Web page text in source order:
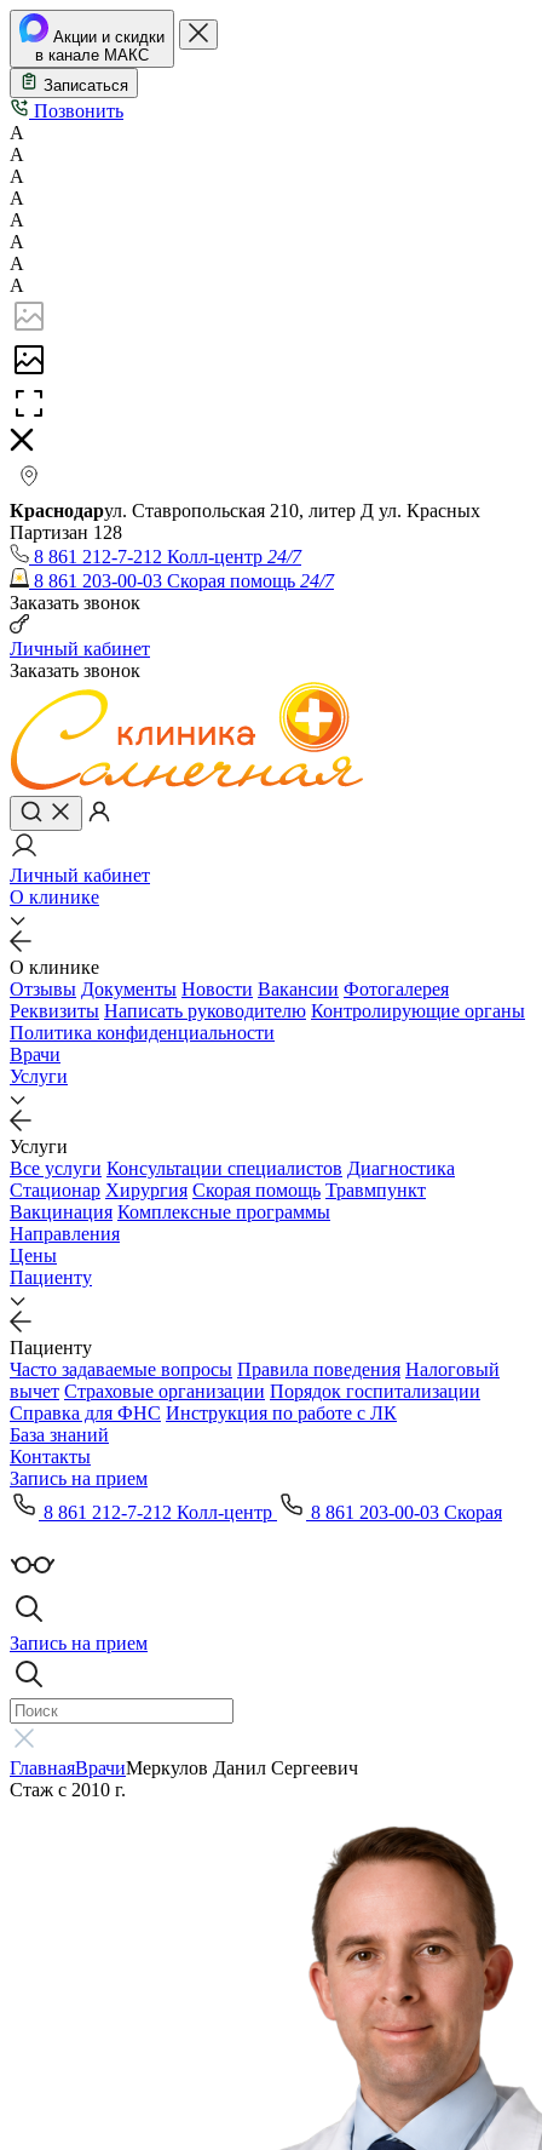
Акции и скидки
в канале МАКС
Записаться
Позвонить
А
А
А
А
А
А
А
А
Краснодарул. Ставропольская 210, литер Д ул. Красных
Партизан 128
8 861 212-7-212 Колл-центр 24/7
8 861 203-00-03 Скорая помощь 24/7
Заказать звонок
Личный кабинет
Заказать звонок
Личный кабинет
О клинике
О клинике
Отзывы Документы Новости Вакансии Фотогалерея
Реквизиты Написать руководителю Контролирующие органы
Политика конфиденциальности
Врачи
Услуги
Услуги
Все услуги Консультации специалистов Диагностика
Стационар Хирургия Скорая помощь Травмпункт
Вакцинация Комплексные программы
Направления
Цены
Пациенту
Пациенту
Часто задаваемые вопросы Правила поведения Налоговый
вычет Страховые организации Порядок госпитализации
Справка для ФНС Инструкция по работе с ЛК
База знаний
Контакты
Запись на прием
8 861 212-7-212 Колл-центр
8 861 203-00-03 Скорая
Запись на прием
ГлавнаяВрачиМеркулов Данил Сергеевич
Стаж с 2010 г.